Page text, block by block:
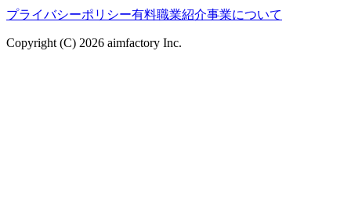
プライバシーポリシー有料職業紹介事業について
Copyright (C) 2026 aimfactory Inc.